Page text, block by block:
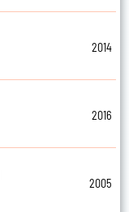
2014
2016
2005